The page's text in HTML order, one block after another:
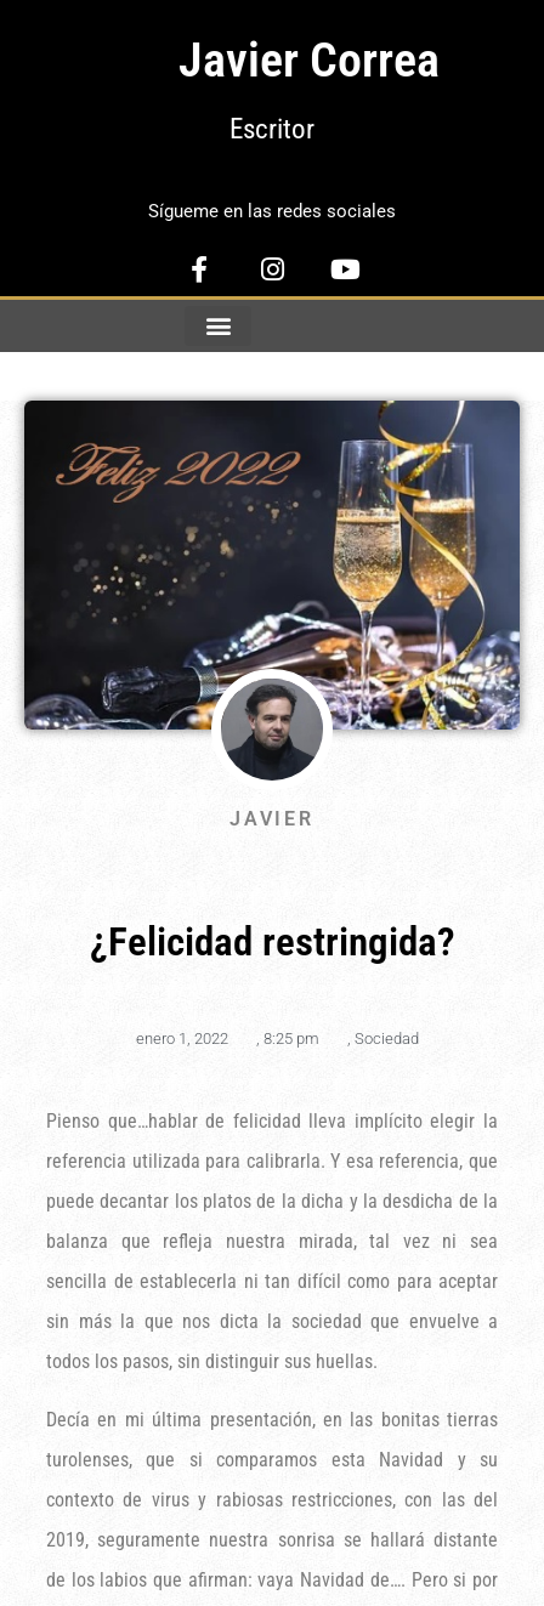
Javier Correa
Escritor
Sígueme en las redes sociales
JAVIER
¿Felicidad restringida?
enero 1, 2022 , 8:25 pm , Sociedad
Pienso que…hablar de felicidad lleva implícito elegir la
referencia utilizada para calibrarla. Y esa referencia, que
puede decantar los platos de la dicha y la desdicha de la
balanza que refleja nuestra mirada, tal vez ni sea
sencilla de establecerla ni tan difícil como para aceptar
sin más la que nos dicta la sociedad que envuelve a
todos los pasos, sin distinguir sus huellas.
Decía en mi última presentación, en las bonitas tierras
turolenses, que si comparamos esta Navidad y su
contexto de virus y rabiosas restricciones, con las del
2019, seguramente nuestra sonrisa se hallará distante
de los labios que afirman: vaya Navidad de…. Pero si por